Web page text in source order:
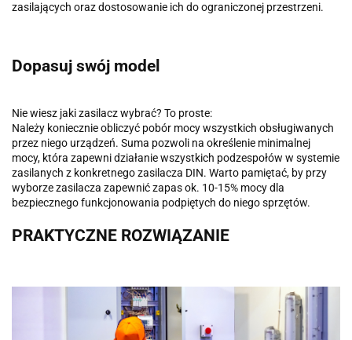
zasilających oraz dostosowanie ich do ograniczonej przestrzeni.
Dopasuj swój model
Nie wiesz jaki zasilacz wybrać? To proste:
Należy koniecznie obliczyć pobór mocy wszystkich obsługiwanych
przez niego urządzeń. Suma pozwoli na określenie minimalnej
mocy, która zapewni działanie wszystkich podzespołów w systemie
zasilanych z konkretnego zasilacza DIN. Warto pamiętać, by przy
wyborze zasilacza zapewnić zapas ok. 10-15% mocy dla
bezpiecznego funkcjonowania podpiętych do niego sprzętów.
PRAKTYCZNE ROZWIĄZANIE